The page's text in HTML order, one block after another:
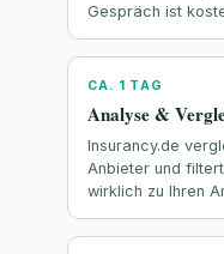
Gespräch ist
CA. 1 TAG
Analyse &
Insurancy.de
Anbieter und
wirklich zu Ihren